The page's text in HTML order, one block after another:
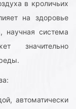
в кроличьих
на здоровье
научная система
значительно
автоматически